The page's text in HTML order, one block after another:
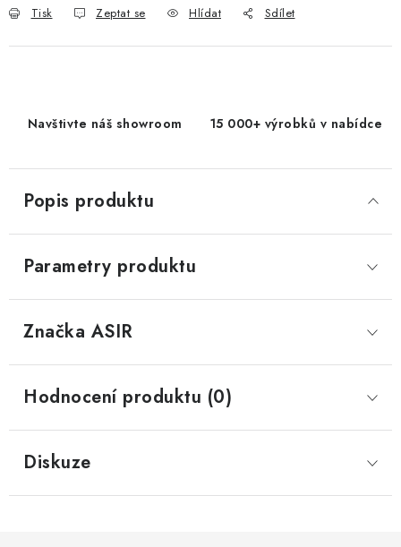
Tisk Zeptat se Hlídat Sdílet
Navštivte náš showroom 15 000+ výrobků v nabídce
Popis produktu
Parametry produktu
Značka ASIR
Hodnocení produktu (0)
Diskuze